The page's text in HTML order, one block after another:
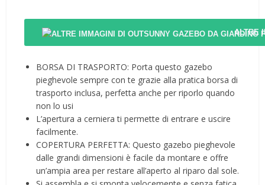
ALTRE
BORSA DI TRASPORTO: Porta questo gazebo
pieghevole sempre con te grazie alla pratica borsa di
trasporto inclusa, perfetta anche per riporlo quando
non lo usi
L’apertura a cerniera ti permette di entrare e uscire
facilmente.
COPERTURA PERFETTA: Questo gazebo pieghevole
dalle grandi dimensioni è facile da montare e offre
un’ampia area per restare all’aperto al riparo dal sole.